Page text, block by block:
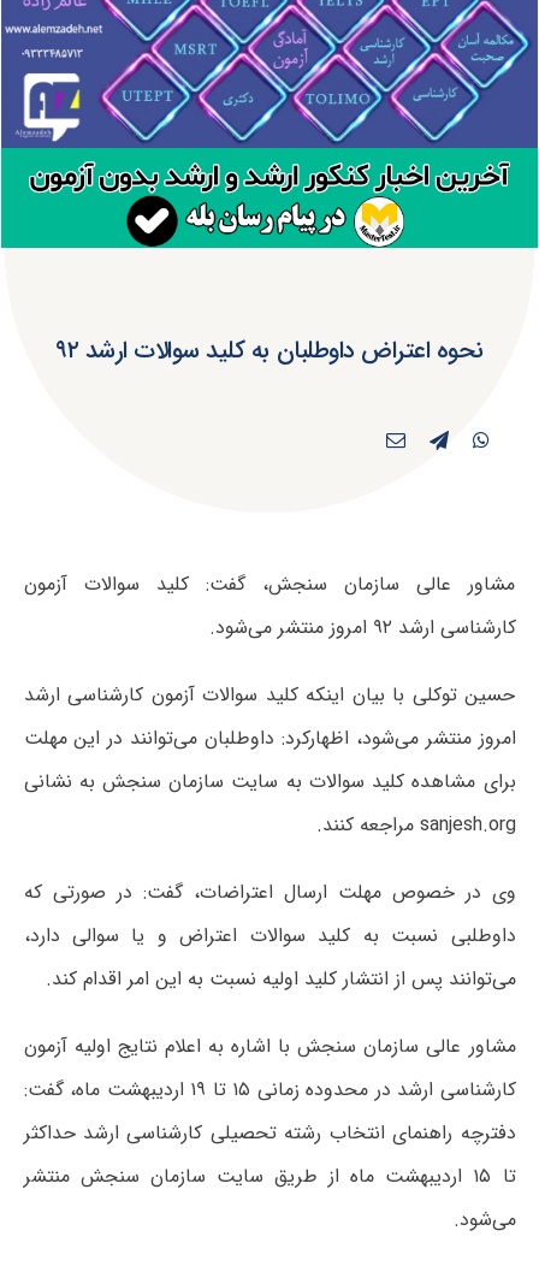
نحوه اعتراض داوطلبان به کلید سوالات ارشد ۹۲
مشاور عالی سازمان سنجش، گفت: کلید سوالات آزمون
کارشناسی ارشد ۹۲ امروز منتشر می‌شود.
حسین توکلی با بیان اینکه کلید سوالات آزمون کارشناسی ارشد
امروز منتشر می‌شود، اظهارکرد: داوطلبان می‌توانند در این مهلت
برای مشاهده کلید سوالات به سایت سازمان سنجش به نشانی
sanjesh.org مراجعه کنند.
وی در خصوص مهلت ارسال اعتراضات، گفت: در صورتی که
داوطلبی نسبت به کلید سوالات اعتراض و یا سوالی دارد،
می‌توانند پس از انتشار کلید اولیه نسبت به این امر اقدام کند.
مشاور عالی سازمان سنجش با اشاره به اعلام نتایج اولیه آزمون
کارشناسی ارشد در محدوده زمانی ۱۵ تا ۱۹ اردیبهشت ماه، گفت:
دفترچه راهنمای انتخاب رشته تحصیلی کارشناسی ارشد حداکثر
تا ۱۵ اردیبهشت ماه از طریق سایت سازمان سنجش منتشر
می‌شود.